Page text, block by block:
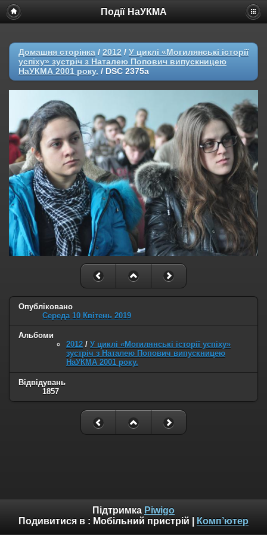
Події НаУКМА
Домашня сторінка / 2012 / У циклі «Могилянські історії
успіху» зустріч з Наталею Попович випускницею
НаУКМА 2001 року. / DSC 2375a
Опубліковано
Середа 10 Квітень 2019
Альбоми
2012 / У циклі «Могилянські історії успіху»
зустріч з Наталею Попович випускницею
НаУКМА 2001 року.
Відвідувань
1857
Підтримка Piwigo
Подивитися в : Мобільний пристрій Комп’ютер